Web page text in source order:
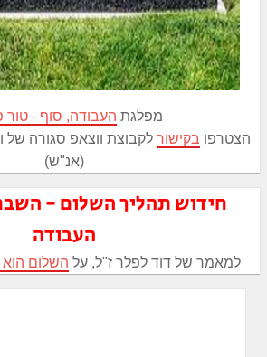
מפלגת העבודה, סוף - טור
הצטרפו בקישור לקבוצת ווצאפ סגורה של
(אנ"ש)
חידוש תהליך השלום -
העבודה
למאמר של דוד לפלר ז"ל, על השלום